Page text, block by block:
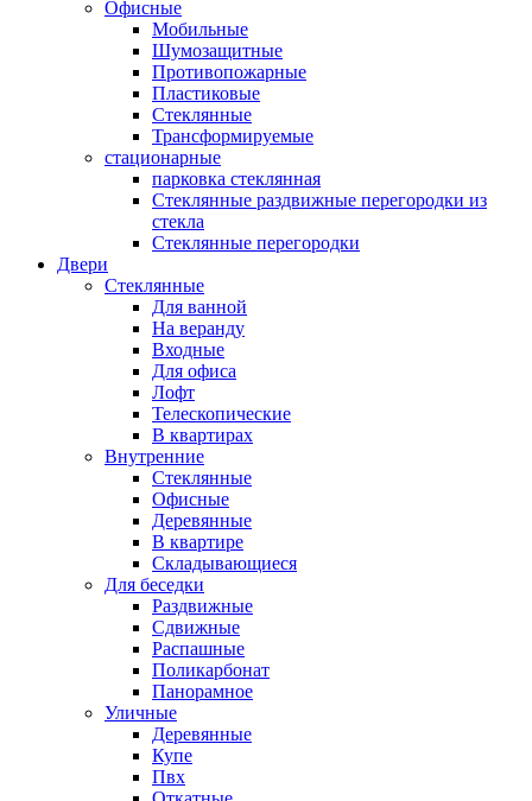
Офисные
Мобильные
Шумозащитные
Противопожарные
Пластиковые
Стеклянные
Трансформируемые
стационарные
парковка стеклянная
Стеклянные раздвижные перегородки из
стекла
Стеклянные перегородки
Двери
Стеклянные
Для ванной
На веранду
Входные
Для офиса
Лофт
Телескопические
В квартирах
Внутренние
Стеклянные
Офисные
Деревянные
В квартире
Складывающиеся
Для беседки
Раздвижные
Сдвижные
Распашные
Поликарбонат
Панорамное
Уличные
Деревянные
Купе
Пвх